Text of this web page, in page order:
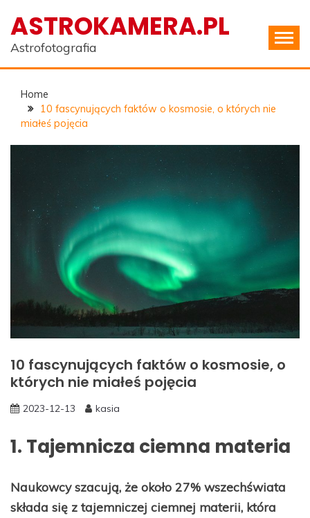
content
ASTROKAMERA.PL
Astrofotografia
Home
10 fascynujących faktów o kosmosie, o których nie
miałeś pojęcia
10 fascynujących faktów o kosmosie, o
których nie miałeś pojęcia
2023-12-13 kasia
1. Tajemnicza ciemna materia
Naukowcy szacują, że około 27% wszechświata
składa się z tajemniczej ciemnej materii, która